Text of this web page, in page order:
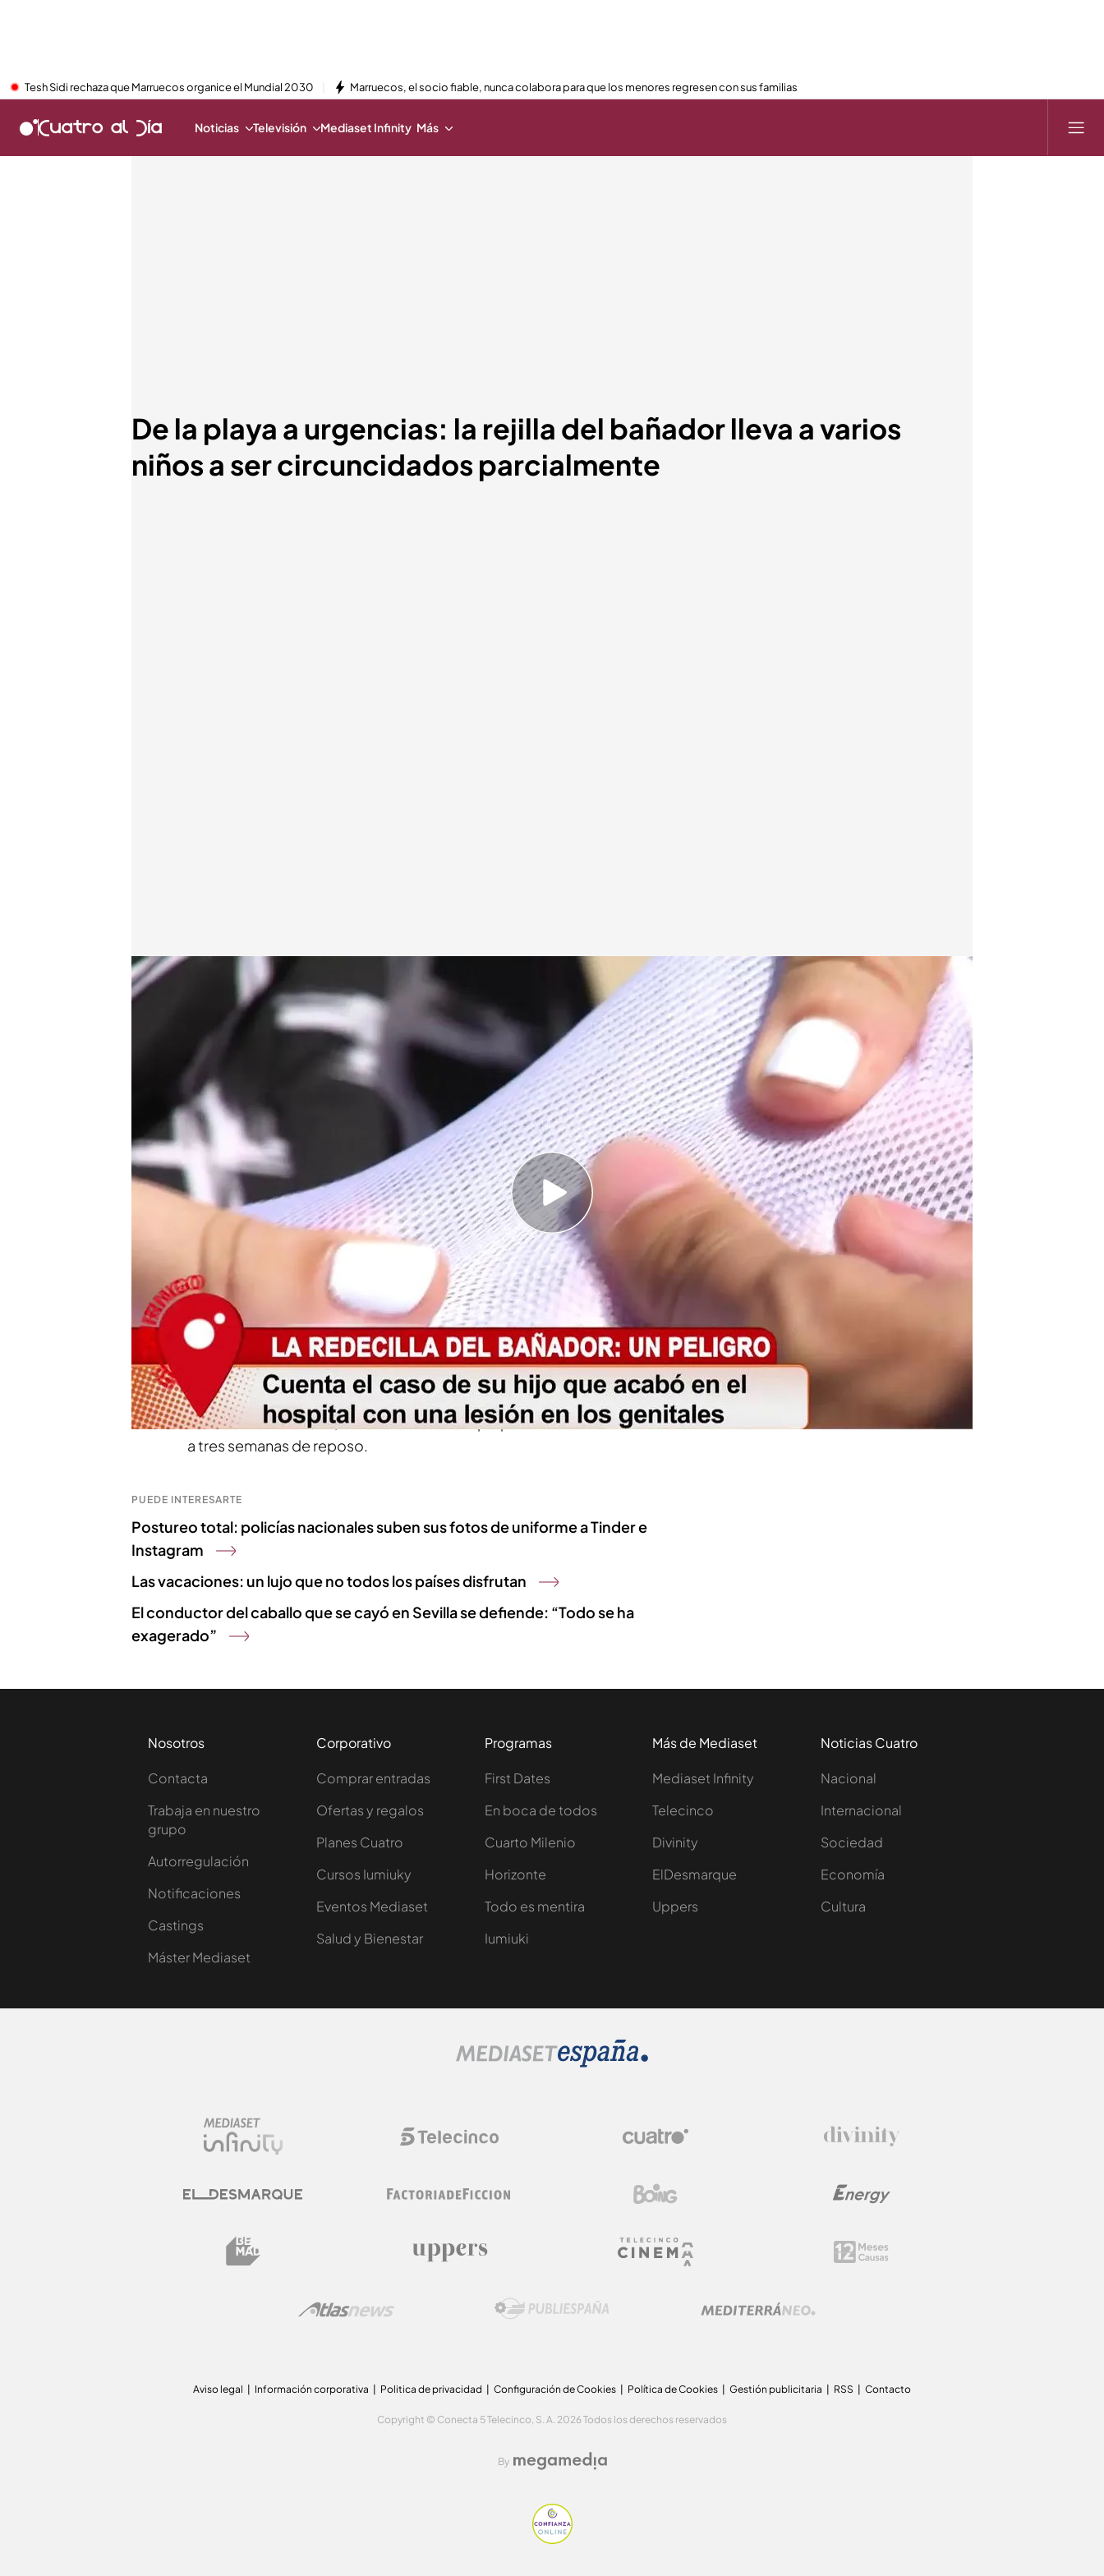
Tesh Sidi rechaza que Marruecos organice el Mundial 2030 Marruecos, el socio fiable, nunca colabora para que los menores regresen con sus familias
Noticias Televisión Mediaset Infinity Más
De la playa a urgencias: la rejilla del bañador lleva a varios
niños a ser circuncidados parcialmente
La rejilla del bañador mostrando los hilos de nailon
cuatro.com
"Es mucho más común de lo que pensamos", asegura una pediatra
Compartir
Varias denuncias de padres alertan: larejillade losbañadores
niños
está causando desdeheridasgraves hastaoperaciones
de circuncisión.
Muchos de ellos se alertan al ver que total o parcialmente los genitales de
sus hijos se enganchan en la
redecilla, sin embargo, una pediatra indica
que "es de lo más común".
Después de las denuncias 'Cuatro al día' ha querido informar de que
muchos niños sonvíctimasde este tipo de problemas. "Tuvimos que llevar
a mi hijo aurgenciascorriendo porque estaba perdiendo el riego
sanguíneo de la zona, hubo queoperarle", relata una madre de la playa. En
más o menos medida, las consecuencias que provoca son mínimo de dos
a tres semanas de reposo.
PUEDE INTERESARTE
Postureo total: policías nacionales suben sus fotos de uniforme a Tinder e
Instagram
Las vacaciones: un lujo que no todos los países disfrutan
El conductor del caballo que se cayó en Sevilla se defiende: “Todo se ha
exagerado”
Nosotros
Contacta
Trabaja en nuestro
grupo
Autorregulación
Notificaciones
Castings
Máster Mediaset
Corporativo
Comprar entradas
Ofertas y regalos
Planes Cuatro
Cursos Iumiuky
Eventos Mediaset
Salud y Bienestar
Programas
First Dates
En boca de todos
Cuarto Milenio
Horizonte
Todo es mentira
Iumiuki
Más de Mediaset
Mediaset Infinity
Telecinco
Divinity
ElDesmarque
Uppers
Noticias Cuatro
Nacional
Internacional
Sociedad
Economía
Cultura
Aviso legal Información corporativa Politica de privacidad Configuración de Cookies Política de Cookies Gestión publicitaria RSS Contacto
Copyright © Conecta 5 Telecinco, S. A. 2026 Todos los derechos reservados
By